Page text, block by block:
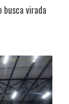
busca virada